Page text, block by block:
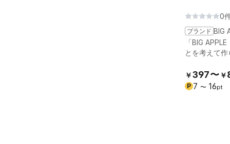
0
ブランド BIG
「BIG
とを考えて
￥397〜 ￥
P 7 〜 16pt